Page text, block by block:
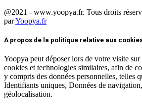
@2021 - www.yoopya.fr. Tous droits
parYoopya.fr
À propos de la politique relative aux
Yoopya peut déposer lors de votre visite sur
cookies et technologies similaires, afin de
y compris des données personnelles, telles
Identifiants uniques, Données de
géolocalisation.